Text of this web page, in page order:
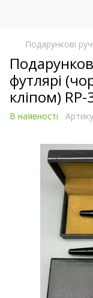
Подарункові
футлярі
кліпом)
В наявності